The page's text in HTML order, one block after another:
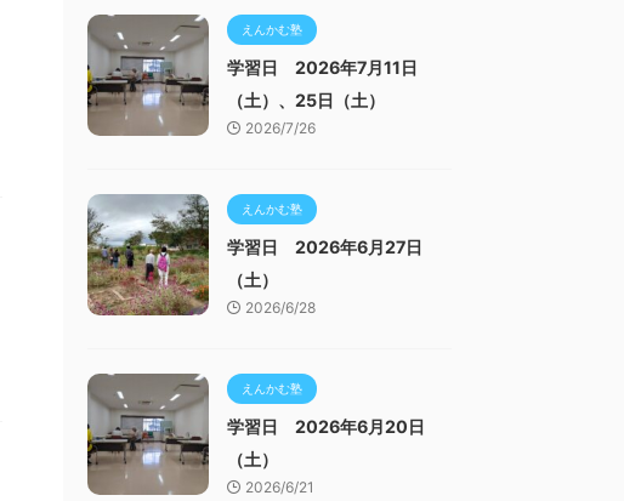
えんかむ塾
学習日 2026年7月11日
（土）、25日（土）
2026/7/26
えんかむ塾
学習日 2026年6月27日
（土）
2026/6/28
えんかむ塾
学習日 2026年6月20日
（土）
2026/6/21